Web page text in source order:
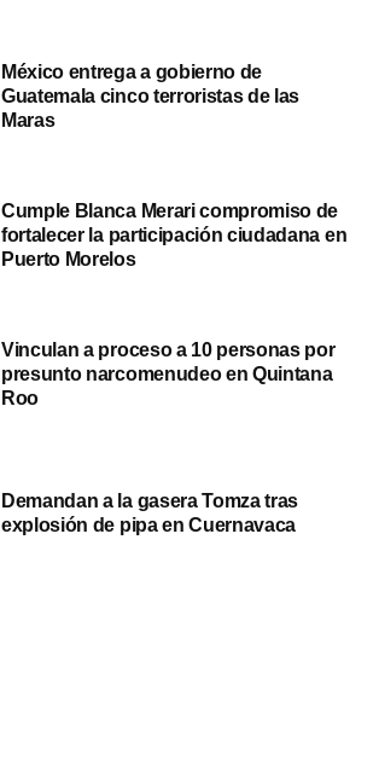
México entrega a gobierno de
Guatemala cinco terroristas de las
Maras
Cumple Blanca Merari compromiso de
fortalecer la participación ciudadana en
Puerto Morelos
Vinculan a proceso a 10 personas por
presunto narcomenudeo en Quintana
Roo
Demandan a la gasera Tomza tras
explosión de pipa en Cuernavaca